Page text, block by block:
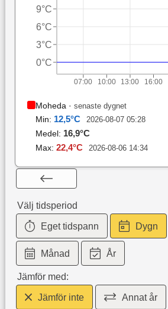
07:00 10:00 13:00 16:00
0°C
3°C
6°C
9°C
Moheda· senaste dygnet
Min: 12,5°C 2026-08-07 05:28
Medel: 16,9°C
Max: 22,4°C 2026-08-06 14:34
Välj tidsperiod
Eget tidspann Dygn
Månad År
Jämför med:
Jämför inte Annat år